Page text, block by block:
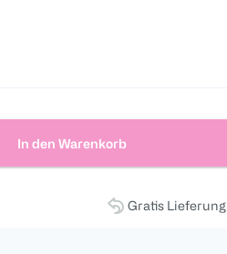
In den Warenkorb
Gratis